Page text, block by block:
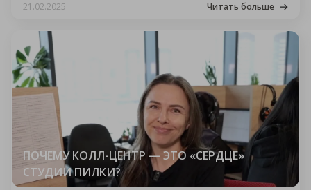
21.02.2025
Читать больше
ПОЧЕМУ КОЛЛ-ЦЕНТР — ЭТО «СЕРДЦЕ»
СТУДИИ ПИЛКИ?